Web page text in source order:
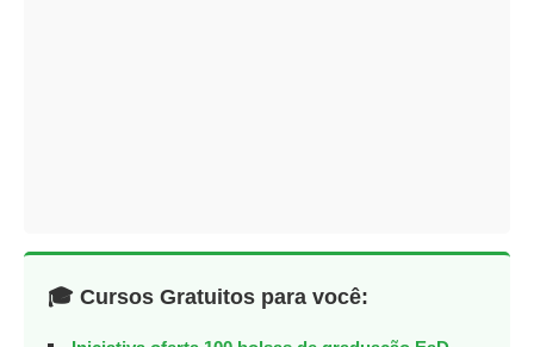
🎓 Cursos Gratuitos para você: